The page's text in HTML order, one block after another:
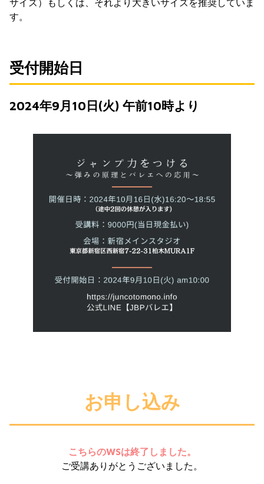
サイズ）もしくは、それより大きいサイズを推奨していま
す。
受付開始日
2024年9月10日(火) 午前10時より
お申し込み
こちらのWSは終了しました。
ご受講ありがとうございました。